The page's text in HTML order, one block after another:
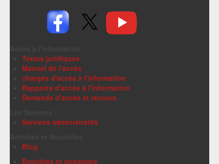
Textes juridiques
Manuel de l'accès
chargés d'accès à l'information
Rapports d'accès à l'information
Demande d'accès et recours
Services administratifs
Blog
Enquêtes et sondages